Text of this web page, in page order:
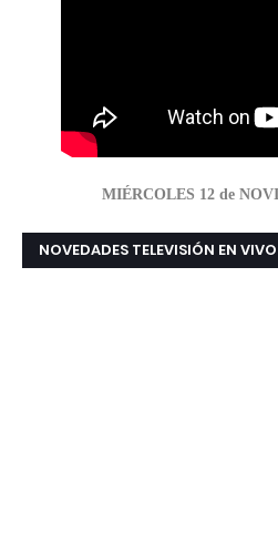
MIÉRCOLES 12 de
NOVEDADES TELEVISIÓN EN VIVO